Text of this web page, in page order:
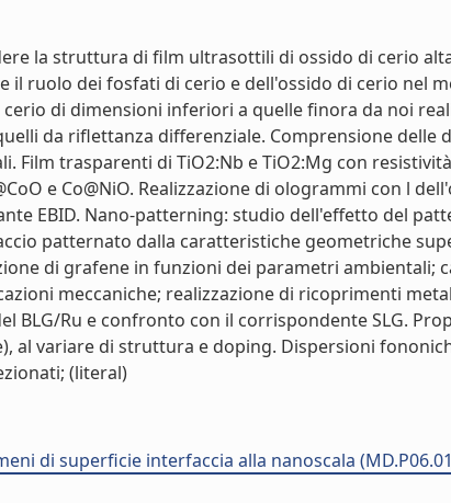
la struttura di film ultrasottili di ossido di cerio
il ruolo dei fosfati di cerio e dell'ossido di cerio nel
di dimensioni inferiori a quelle finora da noi
quelli da riflettanza differenziale. Comprensione
Film trasparenti di TiO2:Nb e TiO2:Mg con
e Co@NiO. Realizzazione di ologrammi con l
EBID. Nano-patterning: studio dell'effetto del
patternato dalla caratteristiche geometriche
di grafene in funzioni dei parametri
meccaniche; realizzazione di ricoprimenti
BLG/Ru e confronto con il corrispondente SLG.
al variare di struttura e doping. Dispersioni
(literal)
di superficie interfaccia alla nanoscala